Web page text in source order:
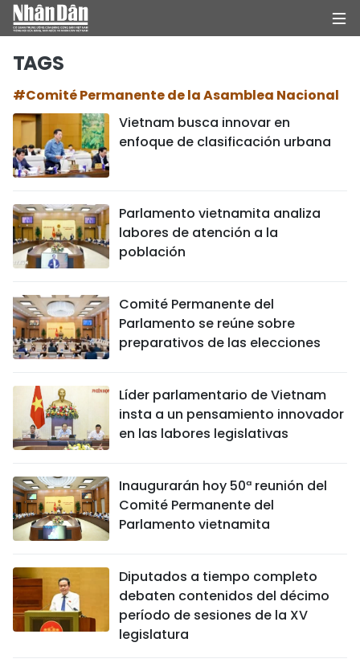
POLÍTICA
SOCIEDAD
CULTURA - ENTRETENIMIENTO
INTERNACIONAL
VIAJES
HISTORIAS MULTIMEDIA
FOTOGRAFÍA
¿QUIÉNES SOMOS?
TIẾNG VIỆT
TAGS
#Comité Permanente de la Asamblea Nacional
Vietnam busca innovar en
enfoque de clasificación urbana
Parlamento vietnamita analiza
labores de atención a la
población
Comité Permanente del
Parlamento se reúne sobre
preparativos de las elecciones
Líder parlamentario de Vietnam
insta a un pensamiento innovador
en las labores legislativas
Inaugurarán hoy 50ª reunión del
Comité Permanente del
Parlamento vietnamita
Diputados a tiempo completo
debaten contenidos del décimo
período de sesiones de la XV
legislatura